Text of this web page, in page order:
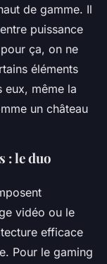
de gamme. Il
puissance
ça, on ne
éléments
même la
un château
: le duo
vidéo ou le
efficace
Pour le gaming